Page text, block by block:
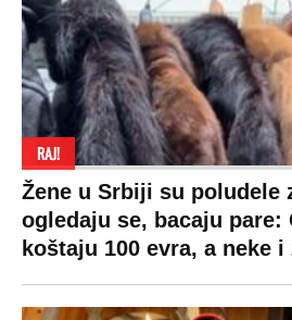
RAJ!
Žene u Srbiji su poludele
ogledaju se, bacaju pare:
koštaju 100 evra, a neke i